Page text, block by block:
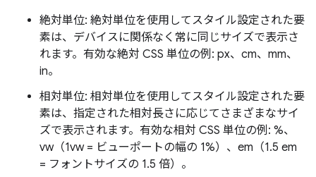
絶対単位: 絶対単位を使用してスタイル設定された要
素は、デバイスに関係なく常に同じサイズで表示さ
れます。有効な絶対 CSS 単位の例: px、cm、mm、
in。
相対単位: 相対単位を使用してスタイル設定された要
素は、指定された相対長さに応じてさまざまなサイ
ズで表示されます。有効な相対 CSS 単位の例: %、
vw（1vw = ビューポートの幅の 1%）、em（1.5 em
= フォントサイズの 1.5 倍）。